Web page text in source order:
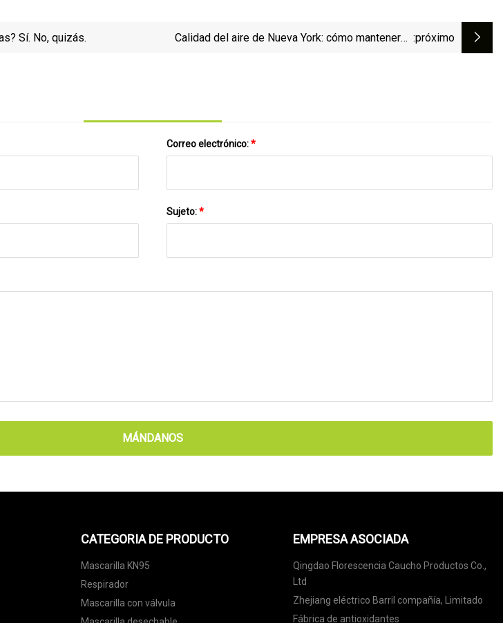
¿Funcionan las máscaras? Sí. No, quizás.
Calidad del aire de Nueva York: cómo mantenerse :próximo
Correo electrónico:*
Sujeto:*
MÁNDANOS
CATEGORIA DE PRODUCTO
Mascarilla KN95
Respirador
Mascarilla con válvula
EMPRESA ASOCIADA
Qingdao Florescencia Caucho Productos Co.,
Ltd
Zhejiang eléctrico Barril compañía, Limitado
Fábrica de antioxidantes